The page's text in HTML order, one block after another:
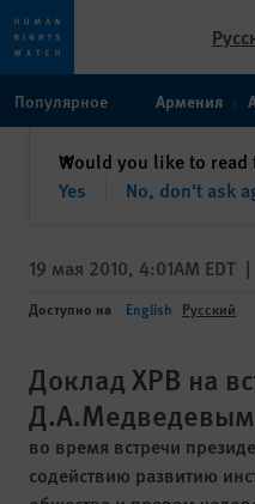
toto
content
Популярное Армения
Would you like to
Yes
No, don't ask
✕закрыть
19 мая 2010, 4:01AM EDT |
Доступно на English Русский
Доклад ХРВ на
Д.А.Медведевым
во время встречи
содействию развитию